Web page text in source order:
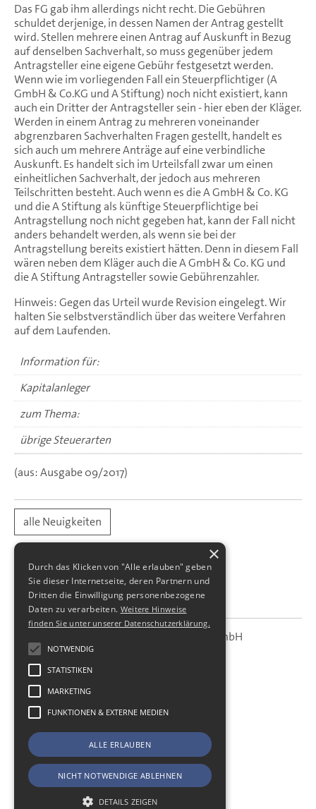
Das FG gab ihm allerdings nicht recht. Die Gebühren
schuldet derjenige, in dessen Namen der Antrag gestellt
wird. Stellen mehrere einen Antrag auf Auskunft in Bezug
auf denselben Sachverhalt, so muss gegenüber jedem
Antragsteller eine eigene Gebühr festgesetzt werden.
Wenn wie im vorliegenden Fall ein Steuerpflichtiger (A
GmbH & Co.KG und A Stiftung) noch nicht existiert, kann
auch ein Dritter der Antragsteller sein - hier eben der Kläger.
Werden in einem Antrag zu mehreren voneinander
abgrenzbaren Sachverhalten Fragen gestellt, handelt es
sich auch um mehrere Anträge auf eine verbindliche
Auskunft. Es handelt sich im Urteilsfall zwar um einen
einheitlichen Sachverhalt, der jedoch aus mehreren
Teilschritten besteht. Auch wenn es die A GmbH & Co. KG
und die A Stiftung als künftige Steuerpflichtige bei
Antragstellung noch nicht gegeben hat, kann der Fall nicht
anders behandelt werden, als wenn sie bei der
Antragstellung bereits existiert hätten. Denn in diesem Fall
wären neben dem Kläger auch die A GmbH & Co. KG und
die A Stiftung Antragsteller sowie Gebührenzahler.
Hinweis: Gegen das Urteil wurde Revision eingelegt. Wir
halten Sie selbstverständlich über das weitere Verfahren
auf dem Laufenden.
Information für:
Kapitalanleger
zum Thema:
übrige Steuerarten
(aus: Ausgabe 09/2017)
alle Neuigkeiten
SBS
SBS Richter, Trenner & Kollegen GmbH
Steuerberatungsgesellschaft
Hohe Straße 55
01187Dresden
Telefax:+49 (0) 351 - 87 32 699
E-Mail:kanzlei@sbsdresden.de
ESt-Helfer
Start
Impressum
Datenschutz
×
Durch das Klicken von "Alle erlauben" geben
Sie dieser Internetseite, deren Partnern und
Dritten die Einwilligung personenbezogene
Daten zu verarbeiten. Weitere Hinweise
finden Sie unter unserer Datenschutzerklärung.
NOTWENDIG
STATISTIKEN
MARKETING
FUNKTIONEN & EXTERNE MEDIEN
ALLE ERLAUBEN
NICHT NOTWENDIGE ABLEHNEN
DETAILS ZEIGEN